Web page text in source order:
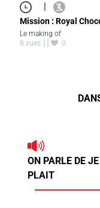
|
Mission : Royal
Le making of
8 vues
0
ON PARLE DE
PLAIT